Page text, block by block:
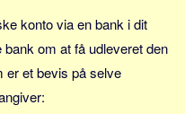
konto via en bank i dit
om at få udleveret den
er et bevis på selve